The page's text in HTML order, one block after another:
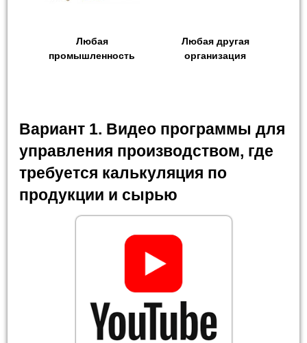
Любая
промышленность
Любая другая
организация
Вариант 1. Видео программы для
управления производством, где
требуется калькуляция по
продукции и сырью